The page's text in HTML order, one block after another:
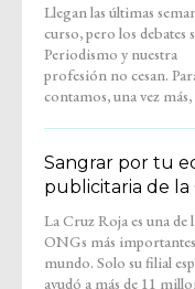
Llegan las últimas
curso, pero los debates
Periodismo y nuestra
profesión no cesan.
contamos, una vez
nuestro propio
#Entremedios. Laura
Adriana Pérez, Gisela de Mur
Sangrar por tu
publicitaria de la
La Cruz Roja es una de
ONGs más
mundo. Solo su filial
ayudó a más de 11
personas en el mundo,
en 2023 tuvo problemas
cumplir sus